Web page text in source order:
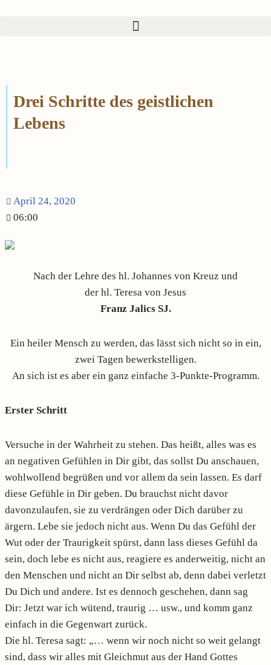
Drei Schritte des geistlichen
Lebens
April 24, 2020
06:00
Nach der Lehre des hl. Johannes von Kreuz und
der hl. Teresa von Jesus
Franz Jalics SJ.
Ein heiler Mensch zu werden, das lässt sich nicht so in ein,
zwei Tagen bewerkstelligen.
An sich ist es aber ein ganz einfache 3-Punkte-Programm.
Erster Schritt
Versuche in der Wahrheit zu stehen. Das heißt, alles was es
an negativen Gefühlen in Dir gibt, das sollst Du anschauen,
wohlwollend begrüßen und vor allem da sein lassen. Es darf
diese Gefühle in Dir geben. Du brauchst nicht davor
davonzulaufen, sie zu verdrängen oder Dich darüber zu
ärgern. Lebe sie jedoch nicht aus. Wenn Du das Gefühl der
Wut oder der Traurigkeit spürst, dann lass dieses Gefühl da
sein, doch lebe es nicht aus, reagiere es anderweitig, nicht an
den Menschen und nicht an Dir selbst ab, denn dabei verletzt
Du Dich und andere. Ist es dennoch geschehen, dann sag
Dir: Jetzt war ich wütend, traurig … usw., und komm ganz
einfach in die Gegenwart zurück.
Die hl. Teresa sagt: „… wenn wir noch nicht so weit gelangt
sind, dass wir alles mit Gleichmut aus der Hand Gottes